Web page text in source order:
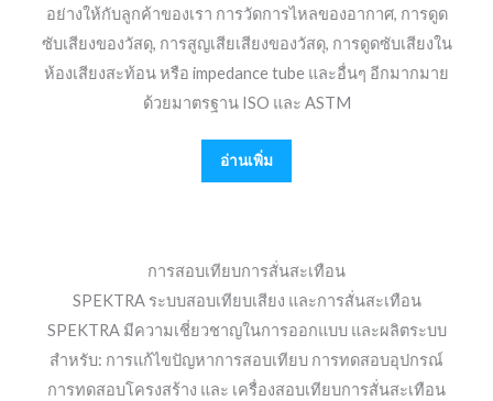
อย่างให้กับลูกค้าของเรา การวัดการไหลของอากาศ, การดูด
ซับเสียงของวัสดุ, การสูญเสียเสียงของวัสดุ, การดูดซับเสียงใน
ห้องเสียงสะท้อน หรือ impedance tube และอื่นๆ อีกมากมาย
ด้วยมาตรฐาน ISO และ ASTM
อ่านเพิ่ม
การสอบเทียบการสั่นสะเทือน
SPEKTRA ระบบสอบเทียบเสียง และการสั่นสะเทือน
SPEKTRA มีความเชี่ยวชาญในการออกแบบ และผลิตระบบ
สำหรับ: การแก้ไขปัญหาการสอบเทียบ การทดสอบอุปกรณ์
การทดสอบโครงสร้าง และ เครื่องสอบเทียบการสั่นสะเทือน